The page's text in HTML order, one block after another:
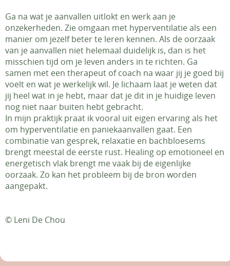
Ga na wat je aanvallen uitlokt en werk aan je
onzekerheden. Zie omgaan met hyperventilatie als een
manier om jezelf beter te leren kennen. Als de oorzaak
van je aanvallen niet helemaal duidelijk is, dan is het
misschien tijd om je leven anders in te richten. Ga
samen met een therapeut of coach na waar jij je goed bij
voelt en wat je werkelijk wil. Je lichaam laat je weten dat
jij heel wat in je hebt, maar dat je dit in je huidige leven
nog niet naar buiten hebt gebracht.
In mijn praktijk praat ik vooral uit eigen ervaring als het
om hyperventilatie en paniekaanvallen gaat. Een
combinatie van gesprek, relaxatie en bachbloesems
brengt meestal de eerste rust. Healing op emotioneel en
energetisch vlak brengt me vaak bij de eigenlijke
oorzaak. Zo kan het probleem bij de bron worden
aangepakt.
© Leni De Chou